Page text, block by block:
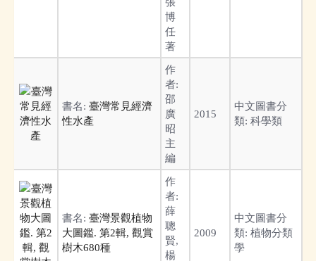
博
任
著
書名: 臺灣常見經濟
性水產
作
者:
邵
廣
昭
主
編
2015
中文圖書分
類: 科學類
書名: 臺灣景觀植物
大圖鑑. 第2輯, 觀賞
樹木680種
作
者:
薛
聰
賢,
楊
2009
中文圖書分
類: 植物分類
學